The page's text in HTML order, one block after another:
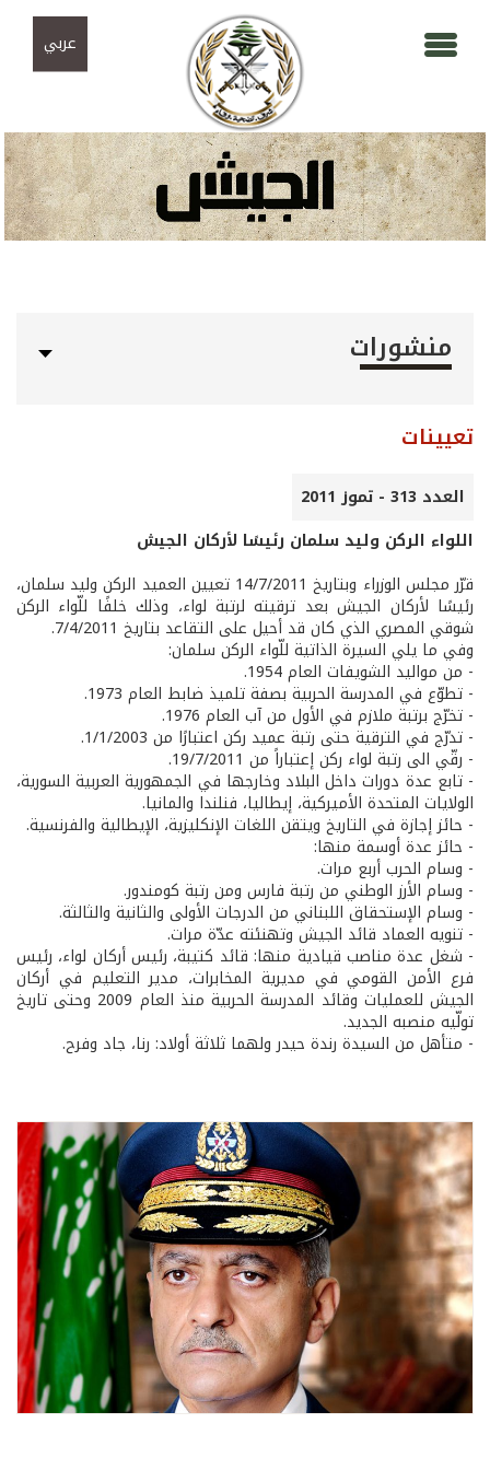
عربي
منشورات
تعيينات
العدد 313 - تموز 2011
اللواء الركن وليد سلمان رئيسًا لأركان الجيش
قرّر مجلس الوزراء وبتاريخ 14/7/2011 تعيين العميد الركن وليد سلمان،
رئيسًا لأركان الجيش بعد ترقيته لرتبة لواء، وذلك خلفًا للّواء الركن
شوقي المصري الذي كان قد أحيل على التقاعد بتاريخ 7/4/2011.
وفي ما يلي السيرة الذاتية للّواء الركن سلمان:
- من مواليد الشويفات العام 1954.
- تطوّع في المدرسة الحربية بصفة تلميذ ضابط العام 1973.
- تخرّج برتبة ملازم في الأول من آب العام 1976.
- تدرّج في الترقية حتى رتبة عميد ركن اعتبارًا من 1/1/2003.
- رقّي الى رتبة لواء ركن إعتباراً من 19/7/2011.
- تابع عدة دورات داخل البلاد وخارجها في الجمهورية العربية السورية،
الولايات المتحدة الأميركية، إيطاليا، فنلندا والمانيا.
- حائز إجازة في التاريخ ويتقن اللغات الإنكليزية، الإيطالية والفرنسية.
- حائز عدة أوسمة منها:
- وسام الحرب أربع مرات.
- وسام الأرز الوطني من رتبة فارس ومن رتبة كومندور.
- وسام الإستحقاق اللبناني من الدرجات الأولى والثانية والثالثة.
- تنويه العماد قائد الجيش وتهنئته عدّة مرات.
- شغل عدة مناصب قيادية منها: قائد كتيبة، رئيس أركان لواء، رئيس
فرع الأمن القومي في مديرية المخابرات، مدير التعليم في أركان
الجيش للعمليات وقائد المدرسة الحربية منذ العام 2009 وحتى تاريخ
تولّيه منصبه الجديد.
- متأهل من السيدة رندة حيدر ولهما ثلاثة أولاد: رنا، جاد وفرح.